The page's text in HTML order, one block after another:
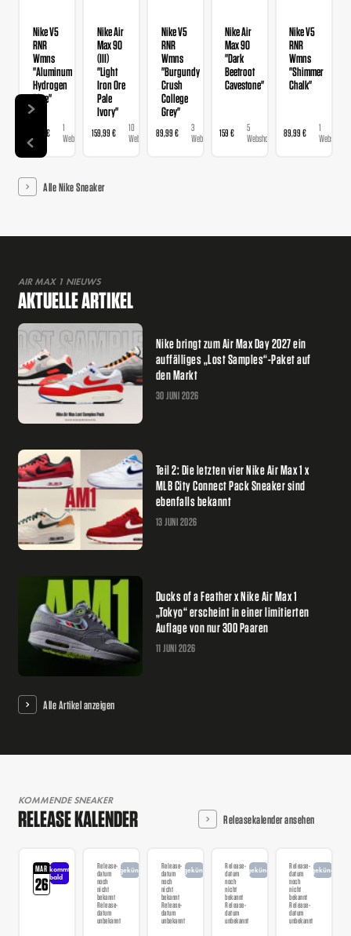
Nike V5
RNR
Wmns
"Aluminum
Hydrogen
Blue"
89,99 €
1
Webshop
Nike Air
Max 90
(III)
"Light
Iron Ore
Pale
Ivory"
159,99 €
10
Webshops
Nike V5
RNR
Wmns
"Burgundy
Crush
College
Grey"
89,99 €
3
Webshops
Nike Air
Max 90
"Dark
Beetroot
Cavestone"
159 €
5
Webshops
Nike V5
RNR
Wmns
"Shimmer
Chalk"
89,99 €
1
Webshop
Alle Nike Sneaker
AIR MAX 1 NIEUWS
AKTUELLE ARTIKEL
Nike bringt zum Air Max Day 2027 ein
auffälliges „Lost Samples“-Paket auf
den Markt
30 JUNI 2026
Teil 2: Die letzten vier Nike Air Max 1 x
MLB City Connect Pack Sneaker sind
ebenfalls bekannt
13 JUNI 2026
Ducks of a Feather x Nike Air Max 1
„Tokyo“ erscheint in einer limitierten
Auflage von nur 300 Paaren
11 JUNI 2026
Alle Artikel anzeigen
KOMMENDE SNEAKER
RELEASE KALENDER Releasekalender ansehen
MAR
26
kommt
bald
Release-
datum
noch
nicht
bekannt
Release-
datum
unbekannt
angekündigt
Release-
datum
noch
nicht
bekannt
Release-
datum
unbekannt
angekündigt
Release-
datum
noch
nicht
bekannt
Release-
datum
unbekannt
angekündigt
Release-
datum
noch
nicht
bekannt
Release-
datum
unbekannt
angekündigt